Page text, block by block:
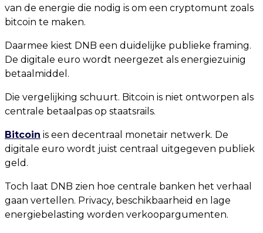
van de energie die nodig is om een cryptomunt zoals
bitcoin te maken.
Daarmee kiest DNB een duidelijke publieke framing.
De digitale euro wordt neergezet als energiezuinig
betaalmiddel.
Die vergelijking schuurt. Bitcoin is niet ontworpen als
centrale betaalpas op staatsrails.
Bitcoin is een decentraal monetair netwerk. De
digitale euro wordt juist centraal uitgegeven publiek
geld.
Toch laat DNB zien hoe centrale banken het verhaal
gaan vertellen. Privacy, beschikbaarheid en lage
energiebelasting worden verkoopargumenten.